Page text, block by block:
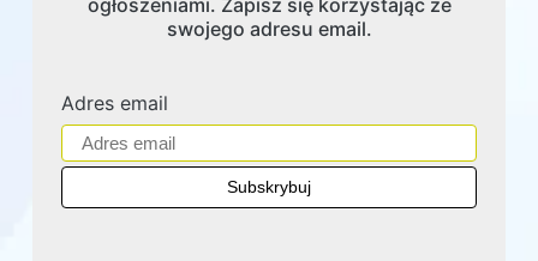
ogłoszeniami. Zapisz się korzystając ze
swojego adresu email.
Adres email